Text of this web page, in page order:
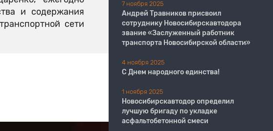
и содержания
сети
7 ноября 2025
Андрей Травников присвоил
сотруднику Новосибирскавтодора
звание «Заслуженный работник
транспорта Новосибирской области»
4 ноября 2025
С Днем народного единства!
1 ноября 2025
Новосибирскавтодор определил
лучшую бригаду по укладке
асфальтобетонной смеси